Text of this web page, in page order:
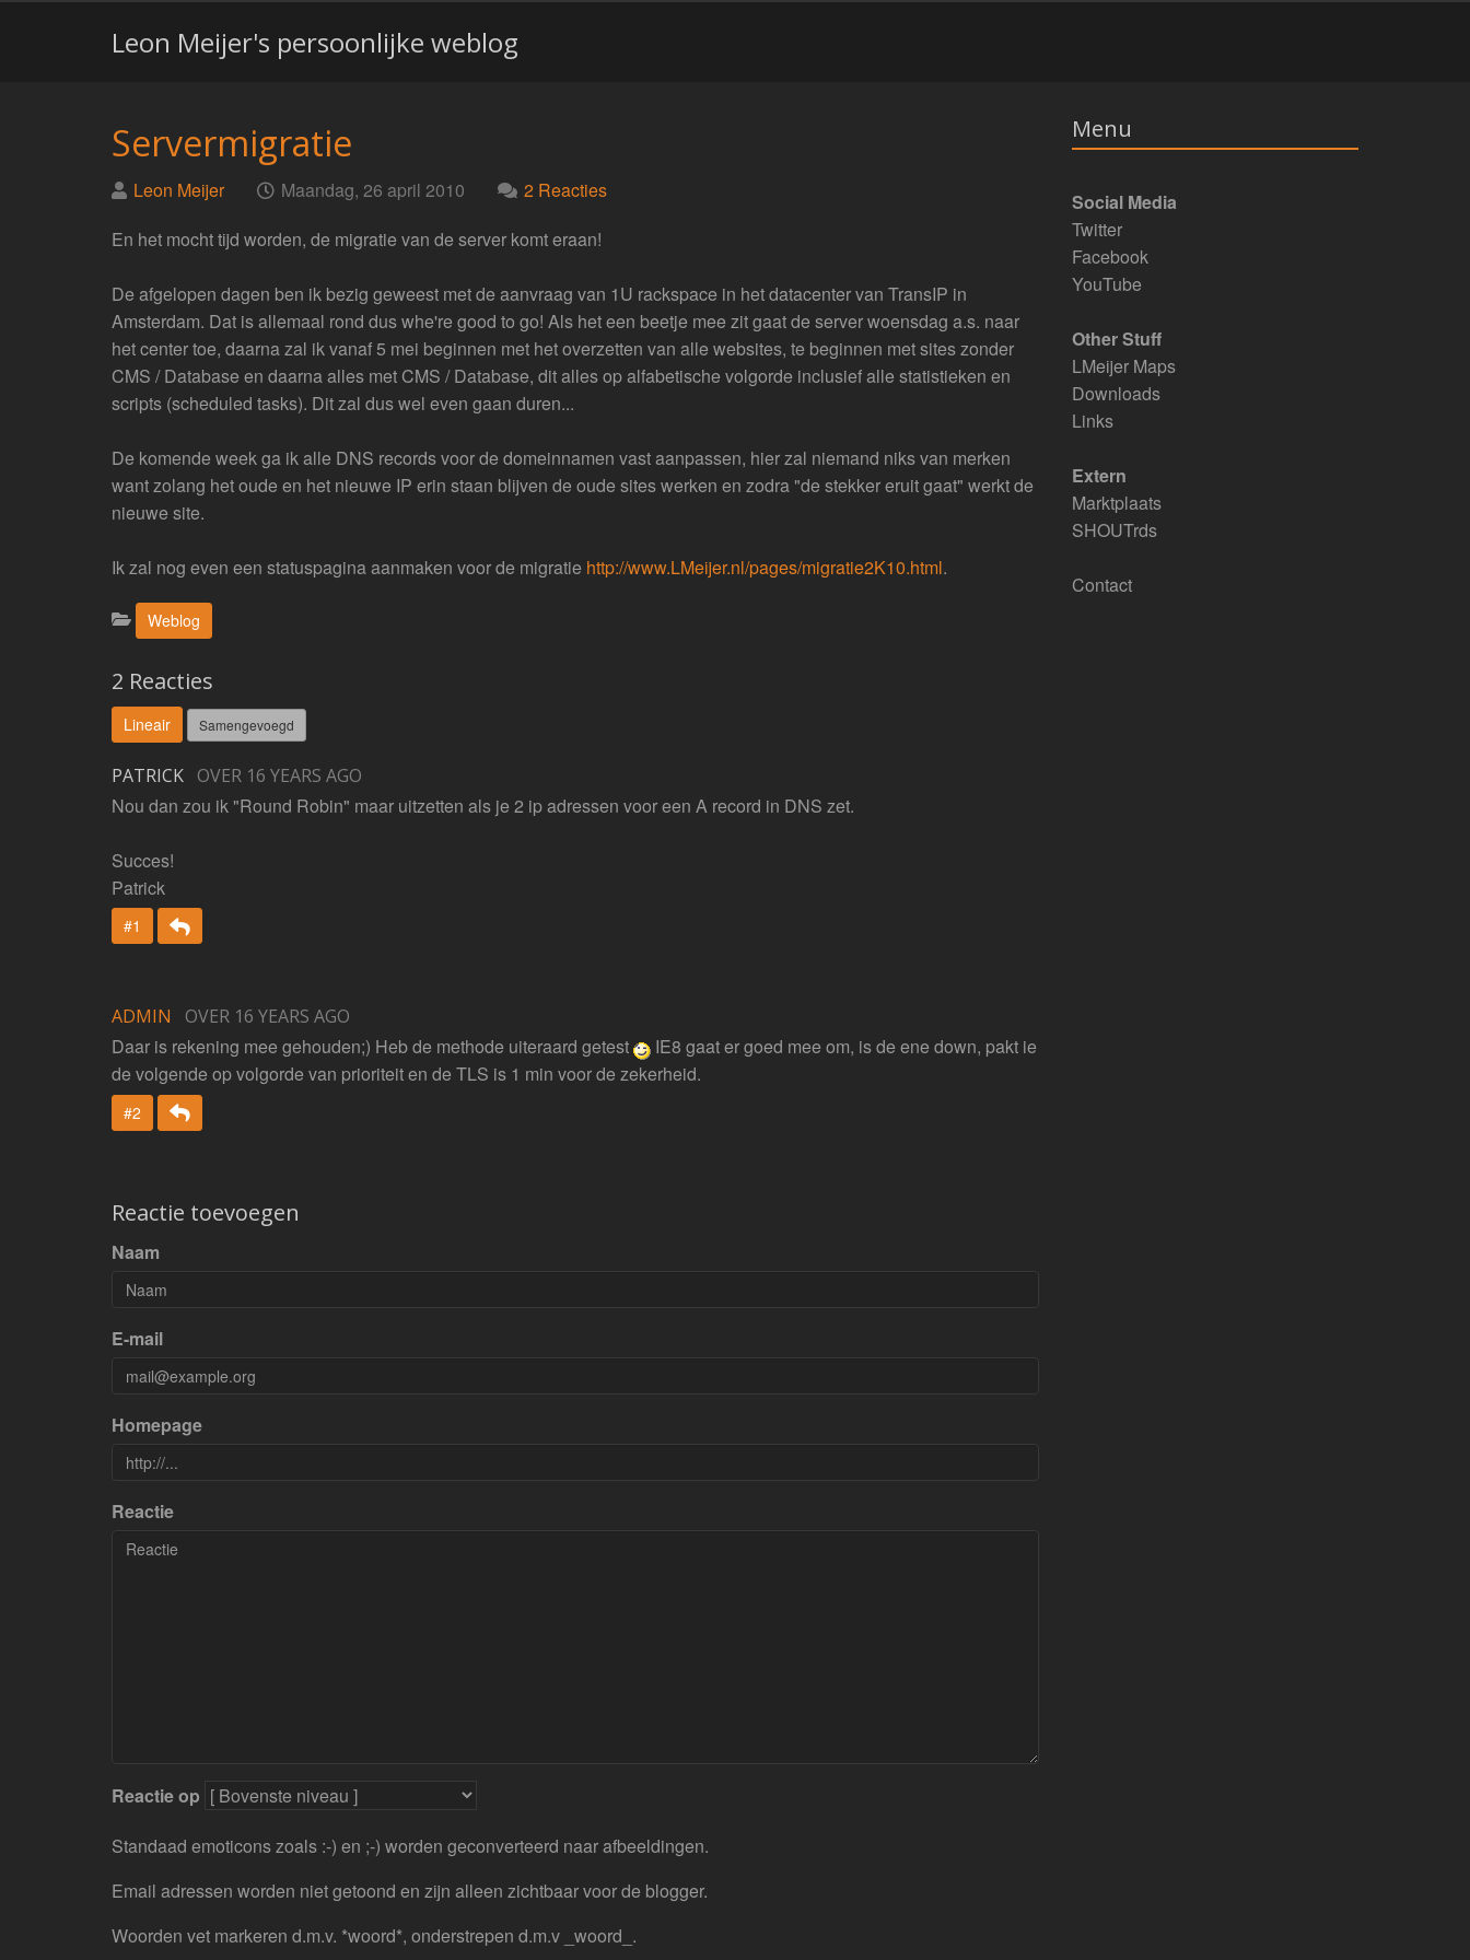
Leon Meijer's persoonlijke weblog
Servermigratie
Geplaatst
Leon Meijer op Maandag, 26 april 2010
2 Reacties
En het mocht tijd worden, de migratie van de server komt eraan!
De afgelopen dagen ben ik bezig geweest met de aanvraag van 1U rackspace in het datacenter van TransIP in
Amsterdam. Dat is allemaal rond dus whe're good to go! Als het een beetje mee zit gaat de server woensdag a.s. naar
het center toe, daarna zal ik vanaf 5 mei beginnen met het overzetten van alle websites, te beginnen met sites zonder
CMS / Database en daarna alles met CMS / Database, dit alles op alfabetische volgorde inclusief alle statistieken en
scripts (scheduled tasks). Dit zal dus wel even gaan duren...
De komende week ga ik alle DNS records voor de domeinnamen vast aanpassen, hier zal niemand niks van merken
want zolang het oude en het nieuwe IP erin staan blijven de oude sites werken en zodra "de stekker eruit gaat" werkt de
nieuwe site.
Ik zal nog even een statuspagina aanmaken voor de migratie http://www.LMeijer.nl/pages/migratie2K10.html.
Categorieën:
Weblog
2 Reacties
Lineair Samengevoegd
PATRICK OVER 16 YEARS AGO
Nou dan zou ik "Round Robin" maar uitzetten als je 2 ip adressen voor een A record in DNS zet.
Succes!
Patrick
#1 Beantwoorden
ADMIN OVER 16 YEARS AGO
Daar is rekening mee gehouden;) Heb de methode uiteraard getest
IE8 gaat er goed mee om, is de ene down, pakt ie
de volgende op volgorde van prioriteit en de TLS is 1 min voor de zekerheid.
#2 Beantwoorden
Reactie toevoegen
Naam
E-mail
Homepage
Reactie
Reactie op
Standaad emoticons zoals :-) en ;-) worden geconverteerd naar afbeeldingen.
Email adressen worden niet getoond en zijn alleen zichtbaar voor de blogger.
Woorden vet markeren d.m.v. *woord*, onderstrepen d.m.v _woord_.
Menu
Social Media
Twitter
Facebook
YouTube
Other Stuff
LMeijer Maps
Downloads
Links
Extern
Marktplaats
SHOUTrds
Contact